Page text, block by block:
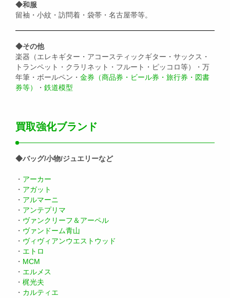
◆和服
留袖・小紋・訪問着・袋帯・名古屋帯等。
◆その他
楽器（エレキギター・アコースティックギター・サックス・
トランペット・クラリネット・フルート・ピッコロ等）・万
年筆・ボールペン・ 金券（商品券・ビール券・旅行券・図書
券等）
・ 鉄道模型
買取強化ブランド
◆バッグ/小物/ジュエリーなど
・ アーカー
・ アガット
・ アルマーニ
・ アンテプリマ
・ ヴァンクリーフ＆アーペル
・ ヴァンドーム青山
・ ヴィヴィアンウエストウッド
・ エトロ
・ MCM
・ エルメス
・ 梶光夫
・ カルティエ